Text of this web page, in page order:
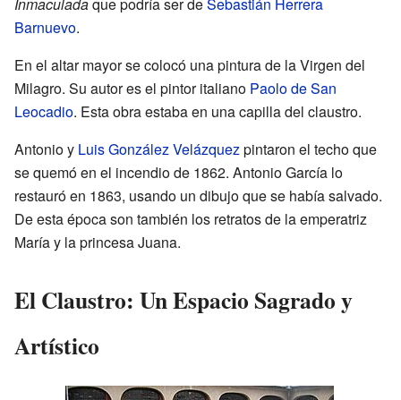
Barnuevo.
En el altar mayor se colocó una pintura de la Virgen del
Milagro. Su autor es el pintor italiano Paolo de San
Leocadio. Esta obra estaba en una capilla del claustro.
Antonio y Luis González Velázquez pintaron el techo que
se quemó en el incendio de 1862. Antonio García lo
restauró en 1863, usando un dibujo que se había salvado.
De esta época son también los retratos de la emperatriz
María y la princesa Juana.
El Claustro: Un Espacio Sagrado y
Artístico